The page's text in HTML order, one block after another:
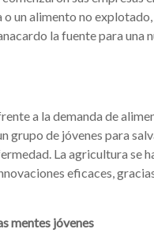
un alimento no explotado,
la fuente para una
a la demanda de
grupo de jóvenes para
La agricultura se
eficaces,
mentes jóvenes